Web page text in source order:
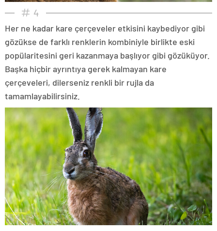
4
Her ne kadar kare çerçeveler etkisini kaybediyor gibi
gözükse de farklı renklerin kombiniyle birlikte eski
popülaritesini geri kazanmaya başlıyor gibi gözüküyor.
Başka hiçbir ayrıntıya gerek kalmayan kare
çerçeveleri, dilerseniz renkli bir rujla da
tamamlayabilirsiniz.